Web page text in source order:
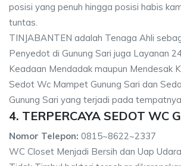
posisi yang penuh hingga posisi habis
tuntas.
TINJABANTEN adalah Tenaga Ahli
Penyedot di Gunung Sari juga Layanan
Keadaan Mendadak maupun Mendesak
Sedot Wc Mampet Gunung Sari dan
Gunung Sari yang terjadi pada tempatnya.
4. TERPERCAYA SEDOT WC
Nomor Telepon: 0815~8622~2337
WC Closet Menjadi Bersih dan Uap